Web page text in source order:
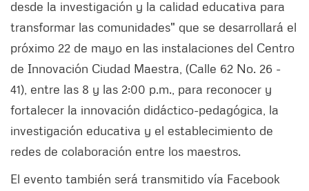
desde la investigación y la calidad educativa para
transformar las comunidades" que se desarrollará el
próximo 22 de mayo en las instalaciones del Centro
de Innovación Ciudad Maestra, (Calle 62 No. 26 -
41), entre las 8 y las 2:00 p.m., para reconocer y
fortalecer la innovación didáctico-pedagógica, la
investigación educativa y el establecimiento de
redes de colaboración entre los maestros.
El evento también será transmitido vía Facebook